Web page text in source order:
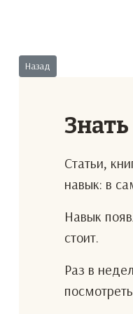
Предыдущий: Борьба за
Назад
Статьи,
навык: в
Навык
стоит.
Раз в